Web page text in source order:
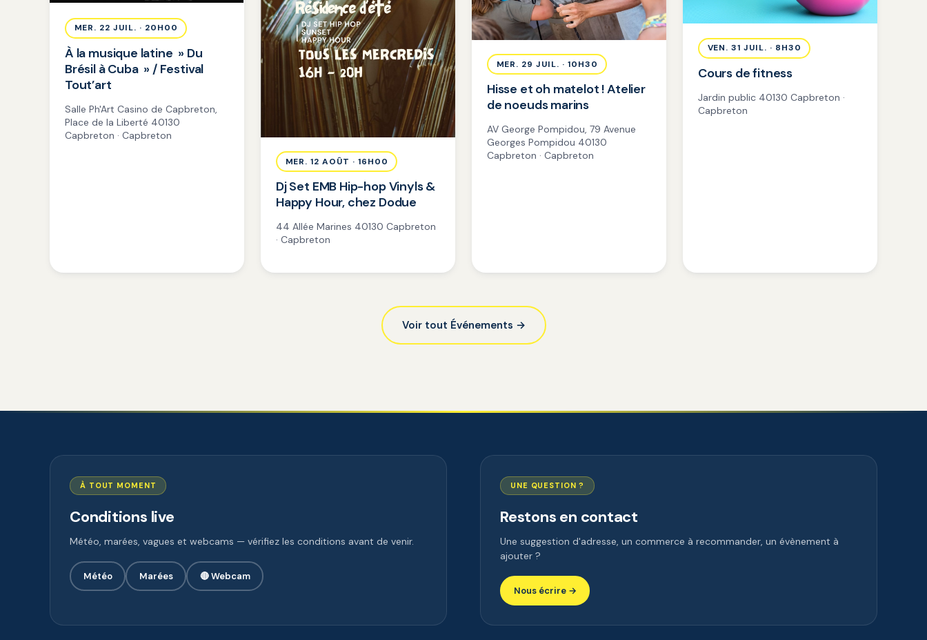
MER. 22 JUIL. · 20H00
À la musique latine » Du
Brésil à Cuba » / Festival
Tout’art
Salle Ph'Art Casino de Capbreton,
Place de la Liberté 40130
Capbreton · Capbreton
MER. 12 AOÛT · 16H00
Dj Set EMB Hip-hop Vinyls &
Happy Hour, chez Dodue
44 Allée Marines 40130 Capbreton
· Capbreton
MER. 29 JUIL. · 10H30
Hisse et oh matelot ! Atelier
de noeuds marins
AV George Pompidou, 79 Avenue
Georges Pompidou 40130
Capbreton · Capbreton
VEN. 31 JUIL. · 8H30
Cours de fitness
Jardin public 40130 Capbreton ·
Capbreton
Voir tout Événements →
À TOUT MOMENT
Conditions live
Météo, marées, vagues et webcams — vérifiez les conditions avant de venir.
Météo Marées 🔴 Webcam
UNE QUESTION ?
Restons en contact
Une suggestion d'adresse, un commerce à recommander, un évènement à
ajouter ?
Nous écrire →